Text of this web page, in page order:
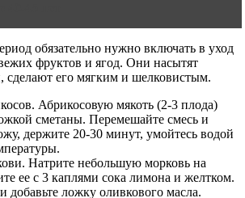
обязательно нужно включать в уход
фруктов и ягод. Они насытят
сделают его мягким и шелковистым.
Абрикосовую мякоть (2-3 плода)
сметаны. Перемешайте смесь и
держите 20-30 минут, умойтесь водой
Натрите небольшую морковь на
ее с 3 каплями сока лимона и желтком.
добавьте ложку оливкового масла.